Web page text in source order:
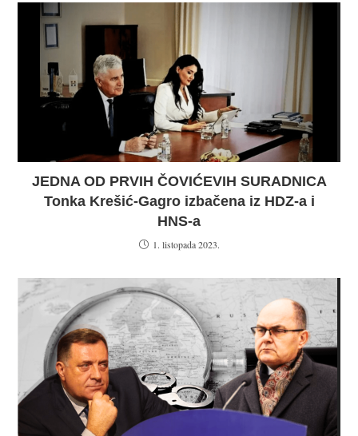
JEDNA OD PRVIH ČOVIĆEVIH SURADNICA
Tonka Krešić-Gagro izbačena iz HDZ-a i
HNS-a
1. listopada 2023.